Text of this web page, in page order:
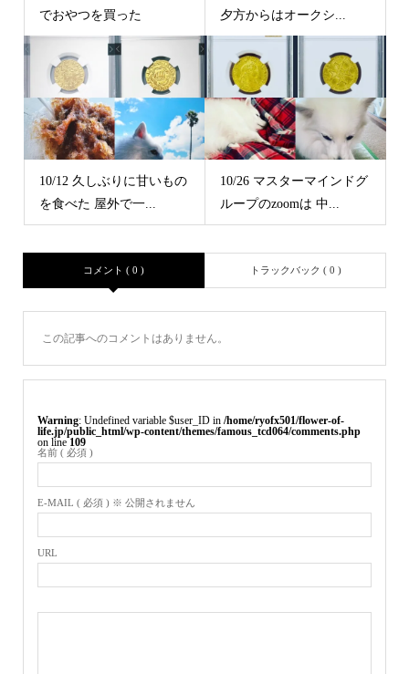
でおやつを買った
夕方からはオークシ...
10/12 久しぶりに甘いもの
を食べた 屋外で一...
10/26 マスターマインドグ
ループのzoomは 中...
コメント ( 0 ) トラックバック ( 0 )
この記事へのコメントはありません。
Warning : Undefined variable $user_ID in /home/ryofx501/flower-of-
life.jp/public_html/wp-content/themes/famous_tcd064/comments.php
on line 109
名前 ( 必須 )
E-MAIL ( 必須 ) ※ 公開されません
URL